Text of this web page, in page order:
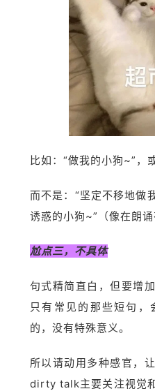
比如：“做我的小狗~”，
而不是：“坚定不移地做
诱惑的小狗~”（像在朗
尬点三，不具体
句式精简直白，但要增
只有常见的那些短句
的，没有特殊意义。
所以请动用多种感官，
dirty talk主要关注视觉